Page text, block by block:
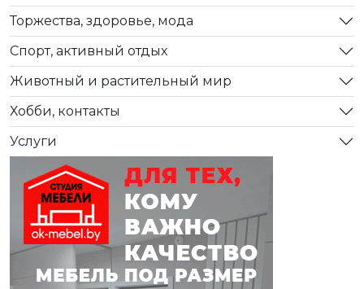
Торжества, здоровье, мода
Спорт, активный отдых
Животный и растительный мир
Хобби, контакты
Услуги